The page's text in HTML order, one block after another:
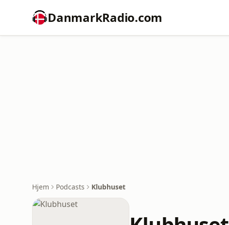
DanmarkRadio.com
Hjem Podcasts Klubhuset